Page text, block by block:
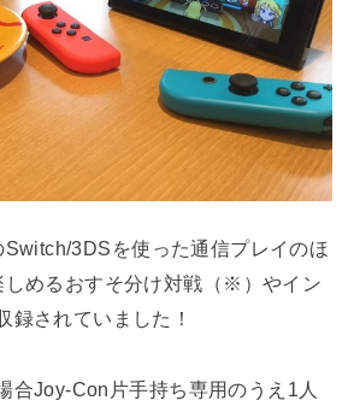
3DSを使った通信プレイのほ
しめるおすそ分け対戦（※）やイン
録されていました！
合Joy-Con片手持ち専用のうえ1人